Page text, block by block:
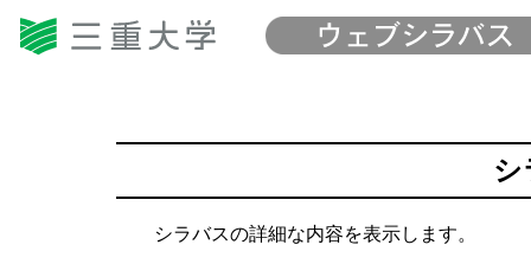
シ
シラバスの詳細な内容を表示します。